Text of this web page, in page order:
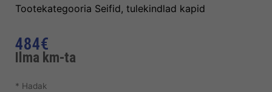
Tootekategooria Seifid, tulekindlad kapid
484€
Ilma km-ta
* Hadak